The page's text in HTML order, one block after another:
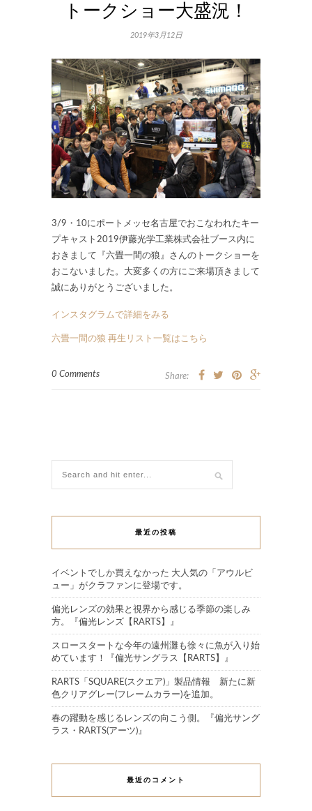
トークショー大盛況！
2019年3月12日
3/9・10にポートメッセ名古屋でおこなわれたキー
プキャスト2019伊藤光学工業株式会社ブース内に
おきまして『六畳一間の狼』さんのトークショーを
おこないました。大変多くの方にご来場頂きまして
誠にありがとうございました。
インスタグラムで詳細をみる
六畳一間の狼 再生リスト一覧はこちら
0 Comments Share:
最近の投稿
イベントでしか買えなかった 大人気の「アウルビ
ュー」がクラファンに登場です。
偏光レンズの効果と視界から感じる季節の楽しみ
方。『偏光レンズ【RARTS】』
スロースタートな今年の遠州灘も徐々に魚が入り始
めています！『偏光サングラス【RARTS】』
RARTS「SQUARE(スクエア)」製品情報 新たに新
色クリアグレー(フレームカラー)を追加。
春の躍動を感じるレンズの向こう側。『偏光サング
ラス・RARTS(アーツ)』
最近のコメント